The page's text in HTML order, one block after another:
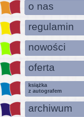
o nas
regulamin
nowości
oferta
książka
z autografem
archiwum